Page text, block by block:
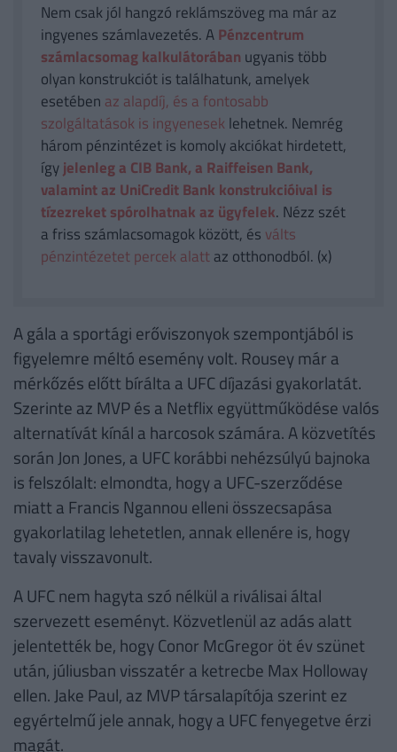
Nem csak jól hangzó reklámszöveg ma már az
ingyenes számlavezetés. APénzcentrum
számlacsomag kalkulátorában ugyanis több
olyan konstrukciót is találhatunk, amelyek
esetében az alapdíj, és a fontosabb
szolgáltatások is ingyenesek lehetnek. Nemrég
három pénzintézet is komoly akciókat hirdetett,
ígyjelenleg a CIB Bank, a Raiffeisen Bank,
valamint az UniCredit Bank konstrukcióival is
tízezreket spórolhatnak az ügyfelek. Nézz szét
a friss számlacsomagok között, és válts
pénzintézetet percek alattaz otthonodból. (x)
A gála a sportági erőviszonyok szempontjából is
figyelemre méltó esemény volt. Rousey már a
mérkőzés előtt bírálta a UFC díjazási gyakorlatát.
Szerinte az MVP és a Netflix együttműködése valós
alternatívát kínál a harcosok számára. A közvetítés
során Jon Jones, a UFC korábbi nehézsúlyú bajnoka
is felszólalt: elmondta, hogy a UFC-szerződése
miatt a Francis Ngannou elleni összecsapása
gyakorlatilag lehetetlen, annak ellenére is, hogy
tavaly visszavonult.
A UFC nem hagyta szó nélkül a riválisai által
szervezett eseményt. Közvetlenül az adás alatt
jelentették be, hogy Conor McGregor öt év szünet
után, júliusban visszatér a ketrecbe Max Holloway
ellen. Jake Paul, az MVP társalapítója szerint ez
egyértelmű jele annak, hogy a UFC fenyegetve érzi
magát.